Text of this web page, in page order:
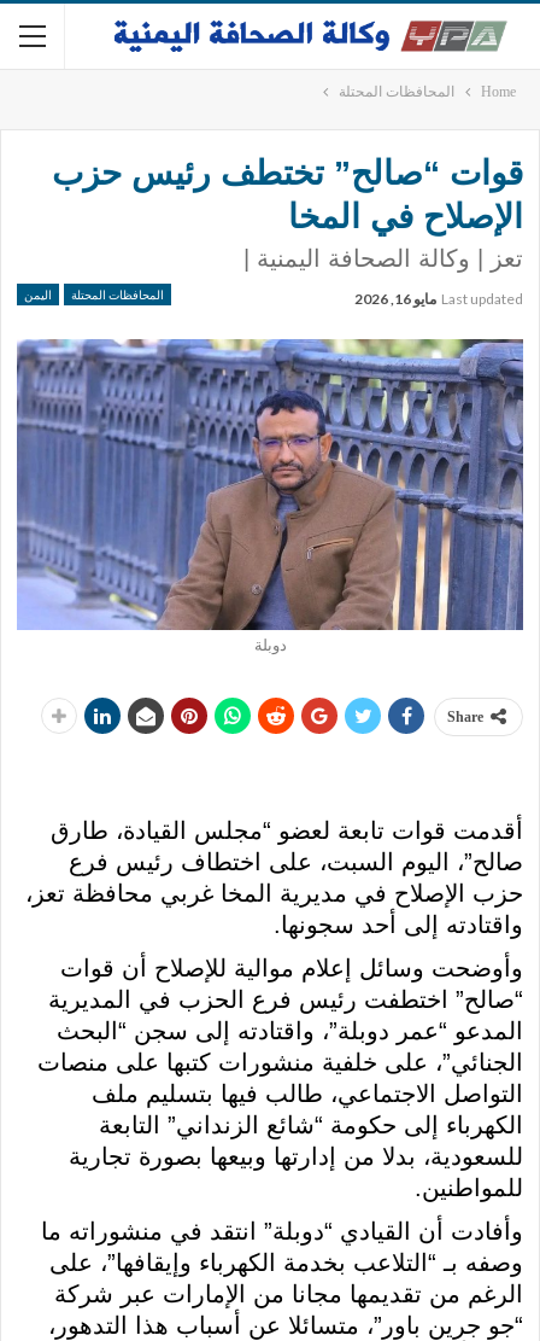
Home المحافظات المحتلة
قوات “صالح” تختطف رئيس حزب
الإصلاح في المخا
تعز | وكالة الصحافة اليمنية |
المحافظات المحتلة اليمن Last updated مايو 16, 2026
دوبلة
Share
أقدمت قوات تابعة لعضو “مجلس القيادة، طارق
صالح”، اليوم السبت، على اختطاف رئيس فرع
حزب الإصلاح في مديرية المخا غربي محافظة تعز،
واقتادته إلى أحد سجونها.
وأوضحت وسائل إعلام موالية للإصلاح أن قوات
“صالح” اختطفت رئيس فرع الحزب في المديرية
المدعو “عمر دوبلة”، واقتادته إلى سجن “البحث
الجنائي”، على خلفية منشورات كتبها على منصات
التواصل الاجتماعي، طالب فيها بتسليم ملف
الكهرباء إلى حكومة “شائع الزنداني” التابعة
للسعودية، بدلا من إدارتها وبيعها بصورة تجارية
للمواطنين.
وأفادت أن القيادي “دوبلة” انتقد في منشوراته ما
وصفه بـ “التلاعب بخدمة الكهرباء وإيقافها”، على
الرغم من تقديمها مجانا من الإمارات عبر شركة
“جو جرين باور”، متسائلا عن أسباب هذا التدهور،